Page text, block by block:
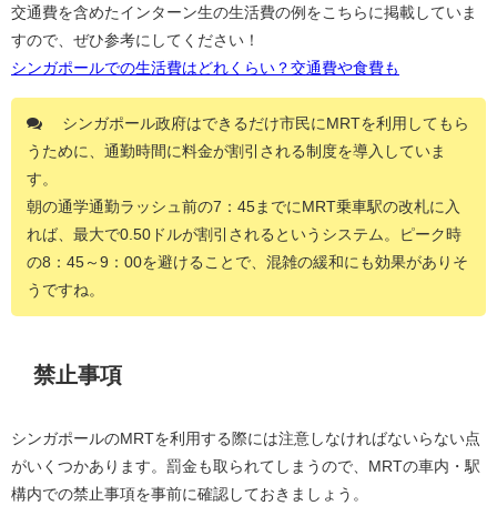
交通費を含めたインターン生の生活費の例をこちらに掲載していま
すので、ぜひ参考にしてください！
シンガポールでの生活費はどれくらい？交通費や食費も
シンガポール政府はできるだけ市民にMRTを利用してもら
うために、通勤時間に料金が割引される制度を導入していま
す。
朝の通学通勤ラッシュ前の7：45までにMRT乗車駅の改札に入
れば、最大で0.50ドルが割引されるというシステム。ピーク時
の8：45～9：00を避けることで、混雑の緩和にも効果がありそ
うですね。
禁止事項
シンガポールのMRTを利用する際には注意しなければないらない点
がいくつかあります。罰金も取られてしまうので、MRTの車内・駅
構内での禁止事項を事前に確認しておきましょう。